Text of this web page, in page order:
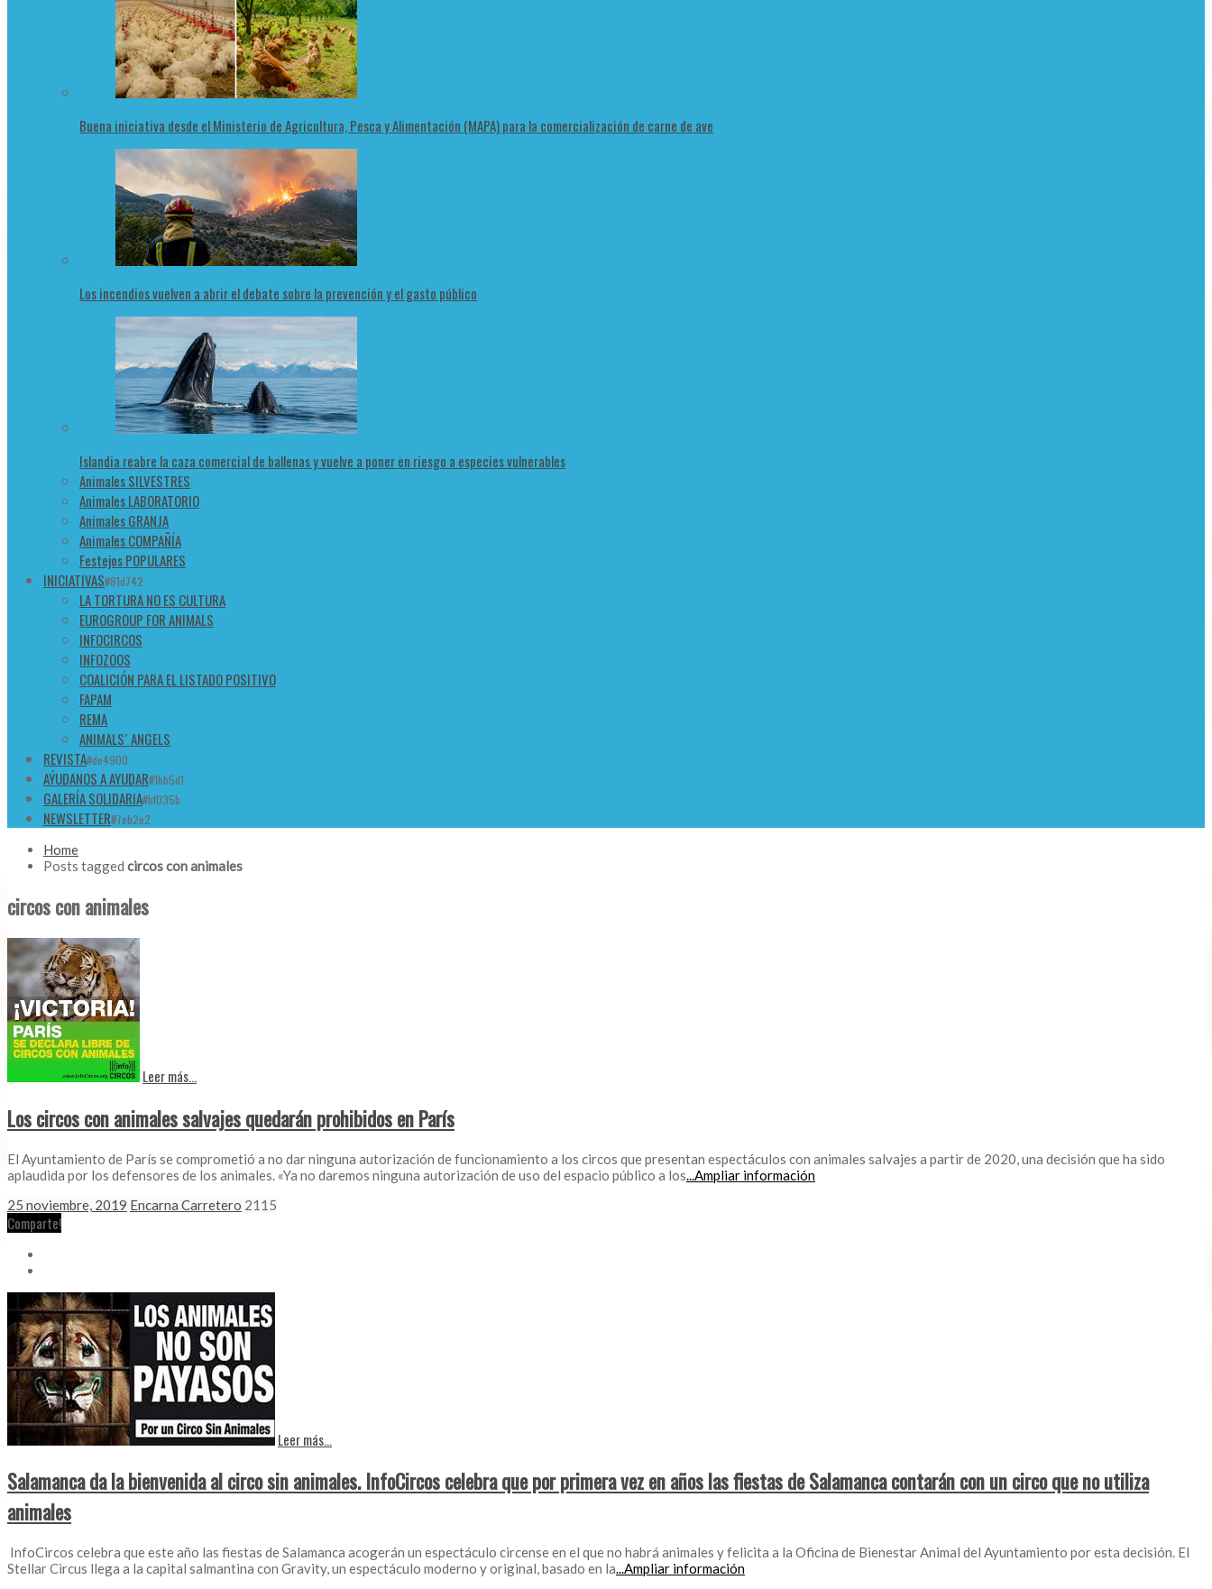
Buena iniciativa desde el Ministerio de Agricultura, Pesca y Alimentación (MAPA) para la comercialización de carne de ave
Los incendios vuelven a abrir el debate sobre la prevención y el gasto público
Islandia reabre la caza comercial de ballenas y vuelve a poner en riesgo a especies vulnerables
Animales SILVESTRES
Animales LABORATORIO
Animales GRANJA
Animales COMPAÑÍA
Festejos POPULARES
INICIATIVAS#81d742
LA TORTURA NO ES CULTURA
EUROGROUP FOR ANIMALS
INFOCIRCOS
INFOZOOS
COALICIÓN PARA EL LISTADO POSITIVO
FAPAM
REMA
ANIMALS´ ANGELS
REVISTA#de4900
AÝUDANOS A AYUDAR#1bb5d1
GALERÍA SOLIDARIA#bf035b
NEWSLETTER#7eb2e2
Home
Posts tagged circos con animales
circos con animales
Leer más...
Los circos con animales salvajes quedarán prohibidos en París
El Ayuntamiento de París se comprometió a no dar ninguna autorización de funcionamiento a los circos que presentan espectáculos con animales salvajes a partir de 2020, una decisión que ha sido
aplaudida por los defensores de los animales. «Ya no daremos ninguna autorización de uso del espacio público a los...Ampliar información
25 noviembre, 2019 Encarna Carretero 2115
Comparte!
Leer más...
Salamanca da la bienvenida al circo sin animales. InfoCircos celebra que por primera vez en años las fiestas de Salamanca contarán con un circo que no utiliza
animales
InfoCircos celebra que este año las fiestas de Salamanca acogerán un espectáculo circense en el que no habrá animales y felicita a la Oficina de Bienestar Animal del Ayuntamiento por esta decisión. El
Stellar Circus llega a la capital salmantina con Gravity, un espectáculo moderno y original, basado en la...Ampliar información